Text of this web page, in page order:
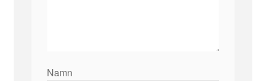
Namn